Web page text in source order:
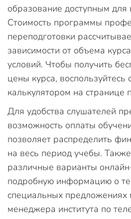
образование доступным
Стоимость программы
переподготовки
зависимости от объема
условий. Чтобы получить
цены курса, воспользуйтесь
калькулятором на странице
Для удобства слушателей
возможность оплаты
позволяет распределить
на весь период учебы.
различные варианты
подробную информацию о
специальных предложениях
менеджера института по